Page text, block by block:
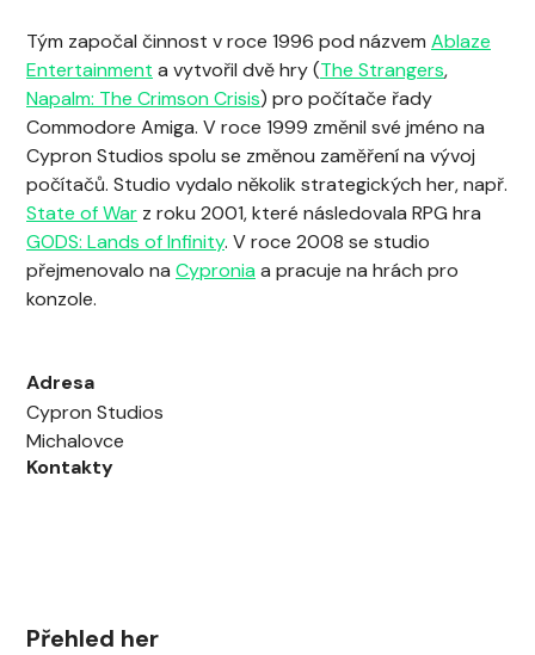
Tým započal činnost v roce 1996 pod názvem Ablaze
Entertainment a vytvořil dvě hry (The Strangers,
Napalm: The Crimson Crisis) pro počítače řady
Commodore Amiga. V roce 1999 změnil své jméno na
Cypron Studios spolu se změnou zaměření na vývoj
počítačů. Studio vydalo několik strategických her, např.
State of War z roku 2001, které následovala RPG hra
GODS: Lands of Infinity. V roce 2008 se studio
přejmenovalo na Cyproniaa pracuje na hrách pro
konzole.
Adresa
Cypron Studios
Michalovce
Kontakty
Přehled her